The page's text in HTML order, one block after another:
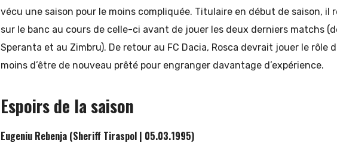
vécu une saison pour le moins compliquée. Titulaire en début de saison, il
sur le banc au cours de celle-ci avant de jouer les deux derniers matchs
Speranta et au Zimbru). De retour au FC Dacia, Rosca devrait jouer le rôle
moins d’être de nouveau prêté pour engranger davantage d’expérience.
Espoirs de la saison
Eugeniu Rebenja (Sheriff Tiraspol | 05.03.1995)